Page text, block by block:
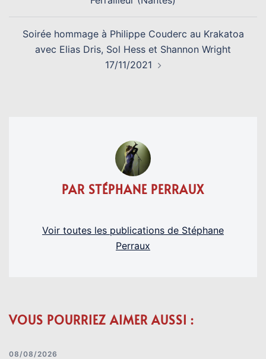
Soirée hommage à Philippe Couderc au Krakatoa
avec Elias Dris, Sol Hess et Shannon Wright
17/11/2021
PAR STÉPHANE PERRAUX
Voir toutes les publications de Stéphane
Perraux
VOUS POURRIEZ AIMER AUSSI :
08/08/2026